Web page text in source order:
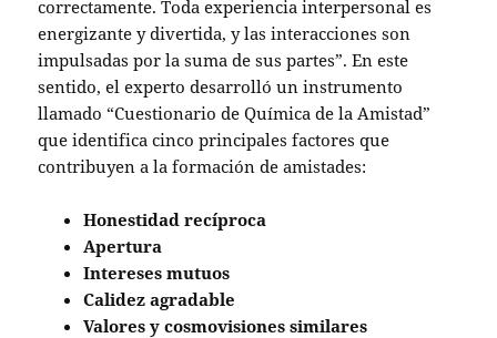
correctamente. Toda experiencia interpersonal es
energizante y divertida, y las interacciones son
impulsadas por la suma de sus partes”. En este
sentido, el experto desarrolló un instrumento
llamado “Cuestionario de Química de la Amistad”
que identifica cinco principales factores que
contribuyen a la formación de amistades:
Honestidad recíproca
Apertura
Intereses mutuos
Calidez agradable
Valores y cosmovisiones similares